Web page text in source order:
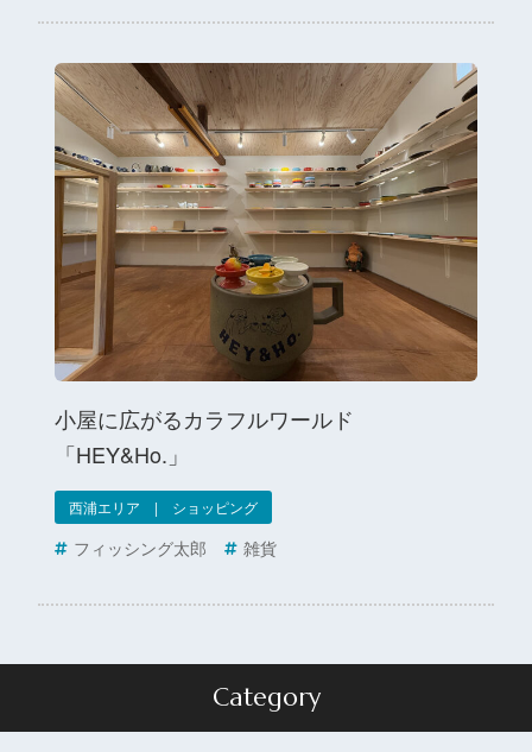
小屋に広がるカラフルワールド
「HEY&Ho.」
西浦エリア | ショッピング
フィッシング太郎 雑貨
Category